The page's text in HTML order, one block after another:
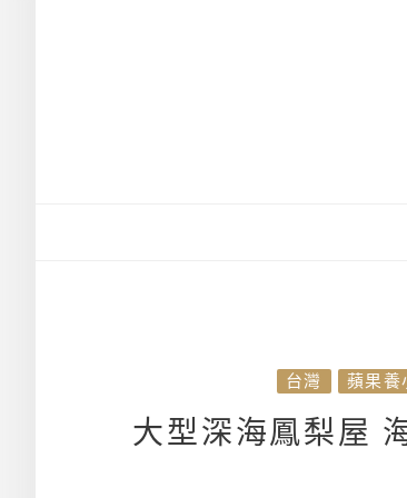
台灣 蘋果養
大型深海鳳梨屋